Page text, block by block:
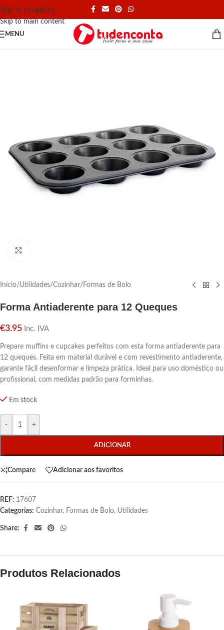
Skip to navigation
Skip to main content
MENU
Início/Utilidades/Cozinhar/ Formas de Bolo
Forma Antiaderente para 12 Queques
€3.95 Inc. IVA
Prepare muffins e cupcakes perfeitos com esta forma antiaderente para
12 queques. Feita em material durável e com revestimento antiaderente,
garante fácil desenformar e limpeza prática. Ideal para uso doméstico ou
profissional, com medidas padrão para forminhas.
Em stock
- +
ADICIONAR
Compare Adicionar aos favoritos
REF: 17607
Categorias: Cozinhar, Formas de Bolo, Utilidades
Share:
Produtos Relacionados